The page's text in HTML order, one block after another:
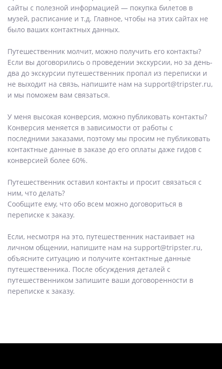
сайты с полезной информацией — покупка билетов в
музей, расписание и т.д. Главное, чтобы на этих сайтах не
было ваших контактных данных.
Путешественник молчит, можно получить его контакты?
Если вы договорились о проведении экскурсии, но за день-
два до экскурсии путешественник пропал из переписки и
не выходит на связь, напишите нам на support@tripster.ru,
и мы поможем вам связаться.
У меня высокая конверсия, можно публиковать контакты?
Конверсия меняется в зависимости от работы с
последними заказами, поэтому мы просим не публиковать
контактные данные в заказе до его оплаты даже гидов с
конверсией более 60%.
Путешественник оставил контакты и просит связаться с
ним, что делать?
Сообщите ему, что обо всем можно договориться в
переписке к заказу.
Если, несмотря на это, путешественник настаивает на
личном общении, напишите нам на support@tripster.ru,
объясните ситуацию и получите контактные данные
путешественника. После обсуждения деталей с
путешественником запишите ваши договоренности в
переписке к заказу.